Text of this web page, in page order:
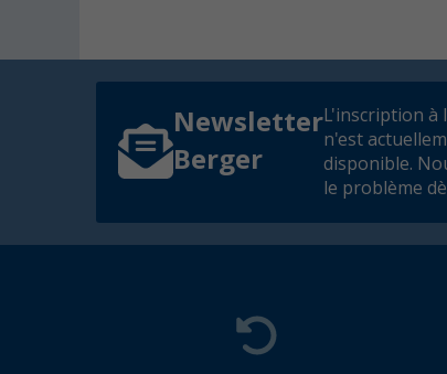
Newsletter
Berger
L'inscription à
n'est
disponible.
le problème